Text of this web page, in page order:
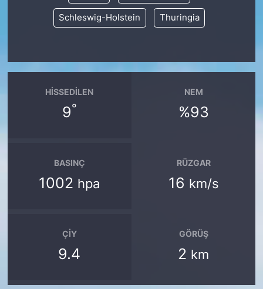
Schleswig-Holstein Thuringia
HISSEDILEN
9°
NEM
%93
BASINÇ
1002 hpa
RÜZGAR
16 km/s
ÇIY
9.4
GÖRÜŞ
2 km